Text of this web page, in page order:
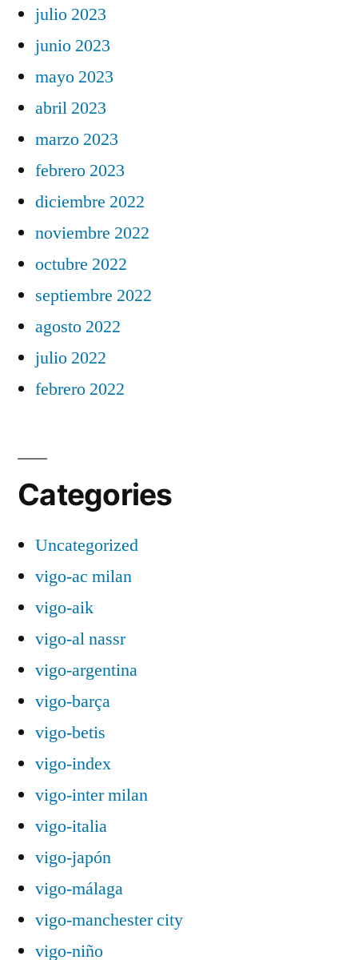
julio 2023
junio 2023
mayo 2023
abril 2023
marzo 2023
febrero 2023
diciembre 2022
noviembre 2022
octubre 2022
septiembre 2022
agosto 2022
julio 2022
febrero 2022
Categories
Uncategorized
vigo-ac milan
vigo-aik
vigo-al nassr
vigo-argentina
vigo-barça
vigo-betis
vigo-index
vigo-inter milan
vigo-italia
vigo-japón
vigo-málaga
vigo-manchester city
vigo-niño